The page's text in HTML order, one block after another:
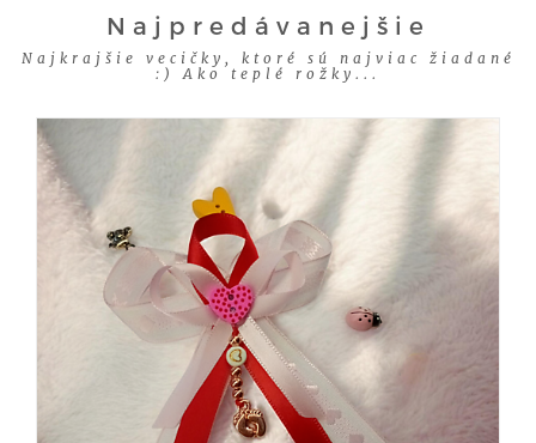
Najpredávanejšie
Najkrajšie vecičky, ktoré sú najviac žiadané
:) Ako teplé rožky...